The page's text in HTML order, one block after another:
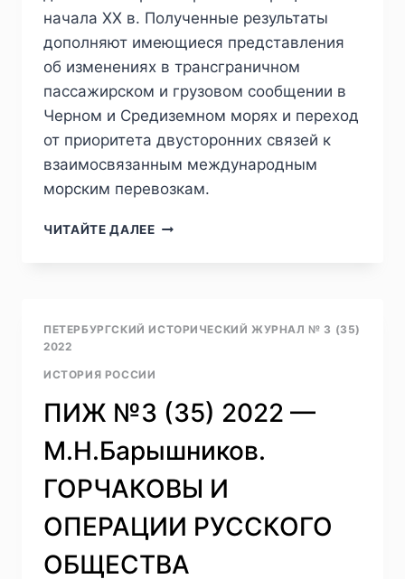
начала XX в. Полученные результаты
дополняют имеющиеся представления
об изменениях в трансграничном
пассажирском и грузовом сообщении в
Черном и Средиземном морях и переход
от приоритета двусторонних связей к
взаимосвязанным международным
морским перевозкам.
ЧИТАЙТЕ ДАЛЕЕПИЖ
БОЛГАРИЯ
СУДОХОДНЫХ
РУССКОГО
ПАРОХОДСТВА
ТОРГОВЛИ
ПЕТЕРБУРГСКИЙ ИСТОРИЧЕСКИЙ ЖУРНАЛ № 3 (35)
2022
ИСТОРИЯ РОССИИ
ПИЖ №3 (35) 2022 —
М.Н.Барышников.
ГОРЧАКОВЫ И
ОПЕРАЦИИ РУССКОГО
ОБЩЕСТВА